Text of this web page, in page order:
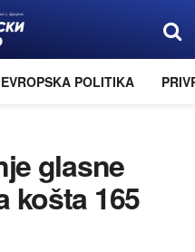
EVROPSKA POLITIKA
glasne
košta 165